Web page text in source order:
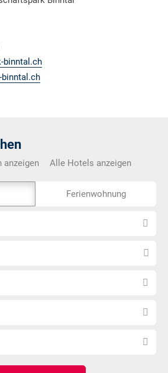
binntal.ch
anzeigen Alle Hotels anzeigen
Ferienwohnung